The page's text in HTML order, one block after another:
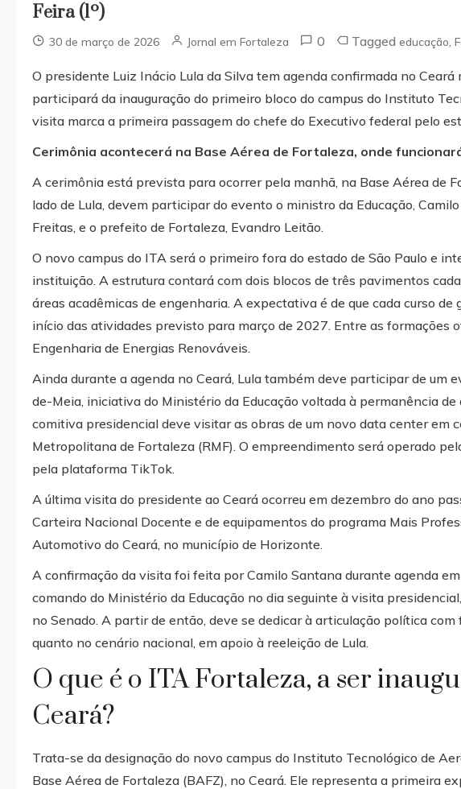
Feira (1º)
30 de março de 2026 Jornal em Fortaleza 0 Tagged educação
O presidente Luiz Inácio Lula da Silva tem agenda confirmada no
participará da inauguração do primeiro bloco do campus do Instituto
visita marca a primeira passagem do chefe do Executivo federal pelo
Cerimônia acontecerá na Base Aérea de Fortaleza, onde
A cerimônia está prevista para ocorrer pela manhã, na Base Aérea de
lado de Lula, devem participar do evento o ministro da Educação,
Freitas, e o prefeito de Fortaleza, Evandro Leitão.
O novo campus do ITA será o primeiro fora do estado de São Paulo e
instituição. A estrutura contará com dois blocos de três pavimentos
áreas acadêmicas de engenharia. A expectativa é de que cada curso de
início das atividades previsto para março de 2027. Entre as formações
Engenharia de Energias Renováveis.
Ainda durante a agenda no Ceará, Lula também deve participar de um
de-Meia, iniciativa do Ministério da Educação voltada à permanência
comitiva presidencial deve visitar as obras de um novo data center em
Metropolitana de Fortaleza (RMF). O empreendimento será operado
pela plataforma TikTok.
A última visita do presidente ao Ceará ocorreu em dezembro do ano
Carteira Nacional Docente e de equipamentos do programa Mais
Automotivo do Ceará, no município de Horizonte.
A confirmação da visita foi feita por Camilo Santana durante agenda
comando do Ministério da Educação no dia seguinte à visita
no Senado. A partir de então, deve se dedicar à articulação política
quanto no cenário nacional, em apoio à reeleição de Lula.
O que é o ITA Fortaleza, a ser
Ceará?
Trata-se da designação do novo campus do Instituto Tecnológico de
Base Aérea de Fortaleza (BAFZ), no Ceará. Ele representa a primeira